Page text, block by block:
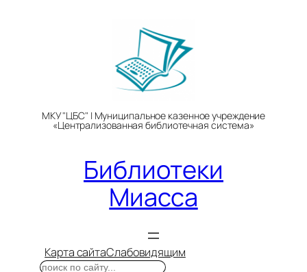
МКУ "ЦБС" | Муниципальное казенное учреждение
«Централизованная библиотечная система»
Библиотеки
Миасса
Карта сайтаСлабовидящим
Поиск